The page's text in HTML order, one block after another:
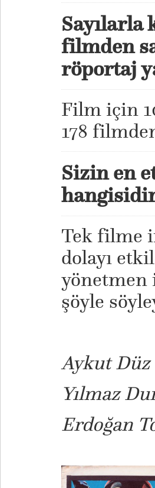
filmden
röportaj
Film için
178
Sizin en
Tek filme
dolayı
şöyle
Aykut
Yılmaz
Erdoğan